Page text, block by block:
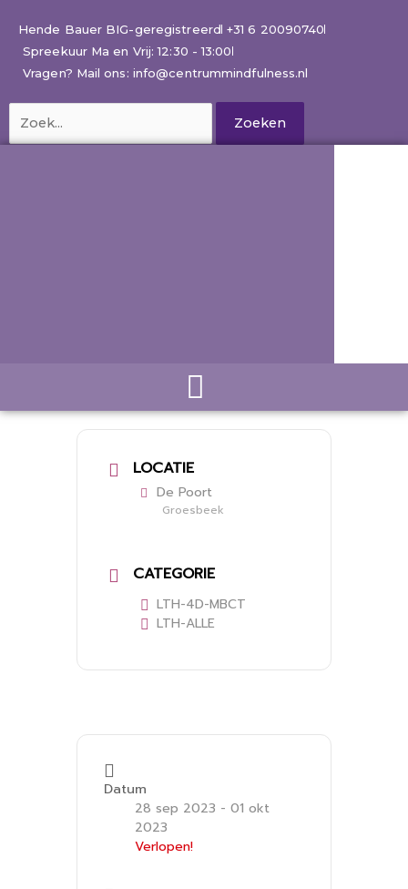
naar
inhoud
Hende Bauer BIG-geregistreerd +31 6 20090740
Spreekuur Ma en Vrij: 12:30 - 13:00
Vragen? Mail ons: info@centrummindfulness.nl
naar:
LOCATIE
De Poort
Groesbeek
CATEGORIE
LTH-4D-MBCT
LTH-ALLE
Datum
28 sep 2023 - 01 okt
2023
Verlopen!